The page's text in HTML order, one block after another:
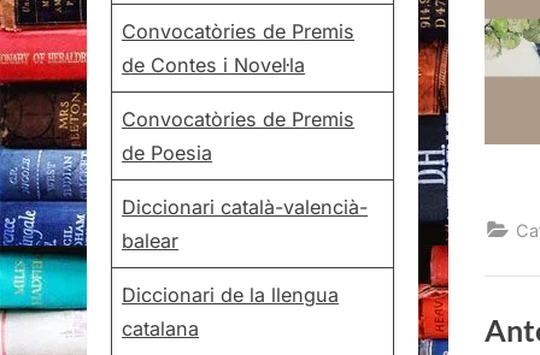
Convocatòries de Premis
de Contes i Novel·la
Convocatòries de Premis
de Poesia
Diccionari català-valencià-
balear
Diccionari de la llengua
catalana